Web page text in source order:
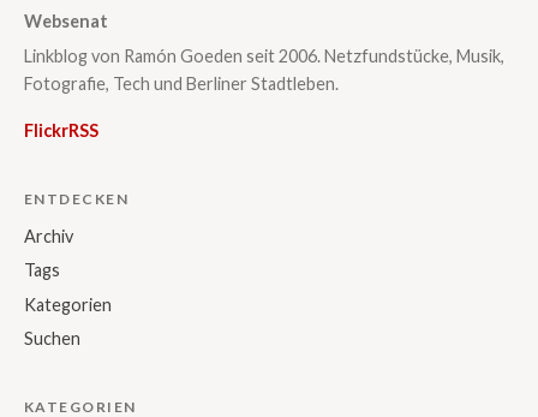
Websenat
Linkblog von Ramón Goeden seit 2006. Netzfundstücke, Musik,
Fotografie, Tech und Berliner Stadtleben.
FlickrRSS
ENTDECKEN
Archiv
Tags
Kategorien
Suchen
KATEGORIEN